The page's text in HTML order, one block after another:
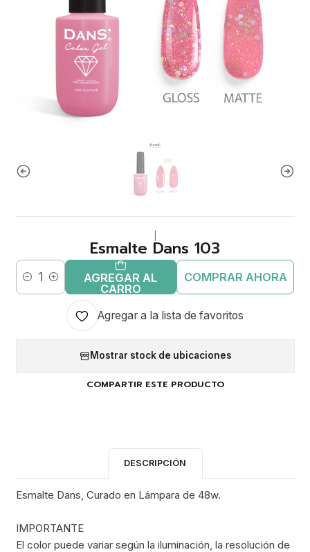
Esmalte Dans 103
Cantidad
AGREGAR AL
CARRO
COMPRAR AHORA
Agregar a la lista de favoritos
Mostrar stock de ubicaciones
COMPARTIR ESTE PRODUCTO
DESCRIPCIÓN
Esmalte Dans, Curado en Lámpara de 48w.
IMPORTANTE
El color puede variar según la iluminación, la resolución de